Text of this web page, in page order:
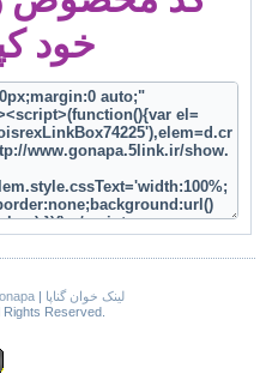
خود
|
لینک خوان گناپا
Reserved.